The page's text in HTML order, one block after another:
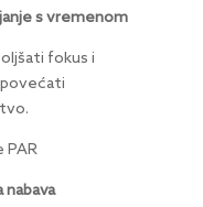
s vremenom
fokus i
PAR
nabava